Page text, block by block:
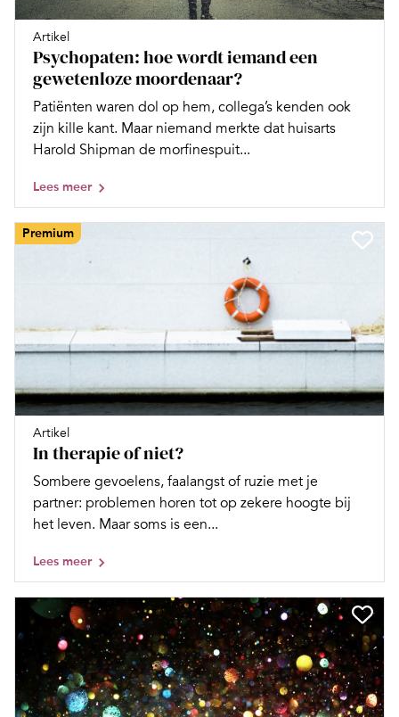
Artikel
Psychopaten: hoe wordt iemand een
gewetenloze moordenaar?
Patiënten waren dol op hem, collega’s kenden ook
zijn kille kant. Maar niemand merkte dat huisarts
Harold Shipman de morfinespuit...
Lees meer
Premium
Artikel
In therapie of niet?
Sombere gevoelens, faalangst of ruzie met je
partner: problemen horen tot op zekere hoogte bij
het leven. Maar soms is een...
Lees meer